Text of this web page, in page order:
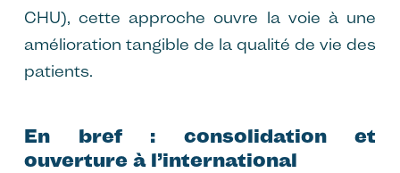
CHU), cette approche ouvre la voie à une
amélioration tangible de la qualité de vie des
patients.
En bref : consolidation et
ouverture à l’international